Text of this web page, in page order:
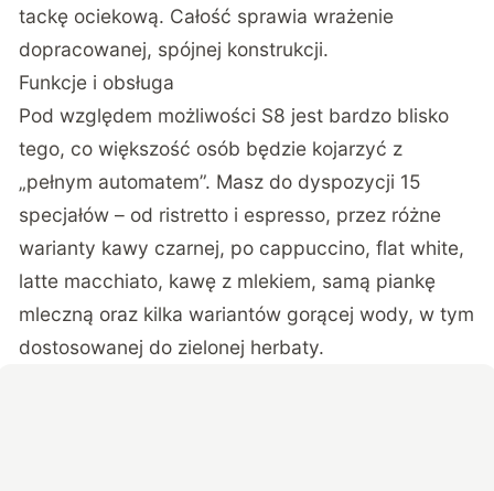
tackę ociekową. Całość sprawia wrażenie
dopracowanej, spójnej konstrukcji.
Funkcje i obsługa
Pod względem możliwości S8 jest bardzo blisko
tego, co większość osób będzie kojarzyć z
„pełnym automatem”. Masz do dyspozycji 15
specjałów – od ristretto i espresso, przez różne
warianty kawy czarnej, po cappuccino, flat white,
latte macchiato, kawę z mlekiem, samą piankę
mleczną oraz kilka wariantów gorącej wody, w tym
dostosowanej do zielonej herbaty.